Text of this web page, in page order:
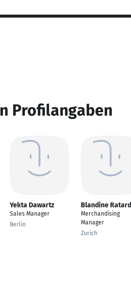
Profilangaben
Yekta Dawartz
Sales Manager
Berlin
Blandine Ratard
Merchandising
Manager
Zurich